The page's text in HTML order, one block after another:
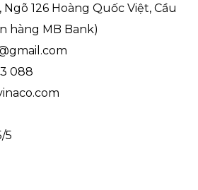
Ngõ 126 Hoàng Quốc Việt, Cầu
hàng MB Bank)
088
5